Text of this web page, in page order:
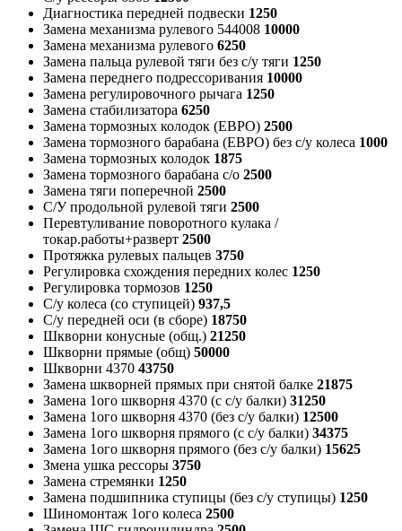
Диагностика передней подвески 1250
Замена механизма рулевого 544008 10000
Замена механизма рулевого 6250
Замена пальца рулевой тяги без с/у тяги 1250
Замена переднего подрессоривания 10000
Замена регулировочного рычага 1250
Замена стабилизатора 6250
Замена тормозных колодок (ЕВРО) 2500
Замена тормозного барабана (ЕВРО) без с/у колеса 1000
Замена тормозных колодок 1875
Замена тормозного барабана с/о 2500
Замена тяги поперечной 2500
С/У продольной рулевой тяги 2500
Перевтуливание поворотного кулака /
токар.работы+разверт 2500
Протяжка рулевых пальцев 3750
Регулировка схождения передних колес 1250
Регулировка тормозов 1250
С/у колеса (со ступицей) 937,5
С/у передней оси (в сборе) 18750
Шкворни конусные (общ.) 21250
Шкворни прямые (общ) 50000
Шкворни 4370 43750
Замена шкворней прямых при снятой балке 21875
Замена 1ого шкворня 4370 (с с/у балки) 31250
Замена 1ого шкворня 4370 (без с/у балки) 12500
Замена 1ого шкворня прямого (с с/у балки) 34375
Замена 1ого шкворня прямого (без с/у балки) 15625
Змена ушка рессоры 3750
Замена стремянки 1250
Замена подшипника ступицы (без с/у ступицы) 1250
Шиномонтаж 1ого колеса 2500